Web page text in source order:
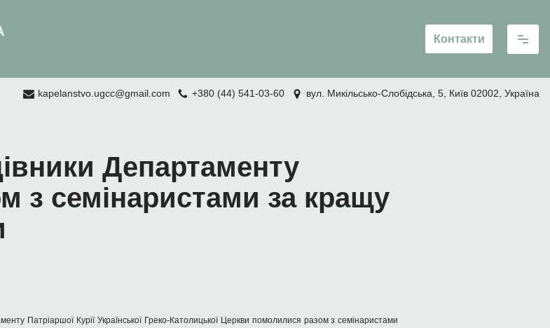
Контакти
kapelanstvo.ugcc@gmail.com +380 (44) 541-03-60 вул. Микільсько-Слобідська, 5, Київ 02002, Україна
Департаменту
з семінаристами за кращу
Патріаршої Курії Української Греко-Католицької Церкви помолилися разом з семінаристами